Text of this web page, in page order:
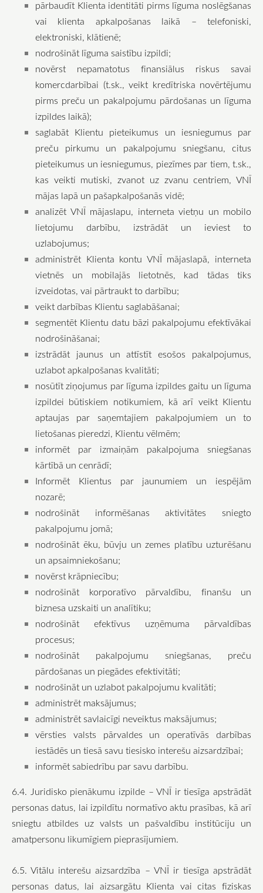
pārbaudīt Klienta identitāti pirms līguma noslēgšanas
vai klienta apkalpošanas laikā – telefoniski,
elektroniski, klātienē;
nodrošināt līguma saistību izpildi;
novērst nepamatotus finansiālus riskus savai
komercdarbībai (t.sk., veikt kredītriska novērtējumu
pirms preču un pakalpojumu pārdošanas un līguma
izpildes laikā);
saglabāt Klientu pieteikumus un iesniegumus par
preču pirkumu un pakalpojumu sniegšanu, citus
pieteikumus un iesniegumus, piezīmes par tiem, t.sk.,
kas veikti mutiski, zvanot uz zvanu centriem, VNĪ
mājas lapā un pašapkalpošanās vidē;
analizēt VNĪ mājaslapu, interneta vietņu un mobilo
lietojumu darbību, izstrādāt un ieviest to
uzlabojumus;
administrēt Klienta kontu VNĪ mājaslapā, interneta
vietnēs un mobilajās lietotnēs, kad tādas tiks
izveidotas, vai pārtraukt to darbību;
veikt darbības Klientu saglabāšanai;
segmentēt Klientu datu bāzi pakalpojumu efektīvākai
nodrošināšanai;
izstrādāt jaunus un attīstīt esošos pakalpojumus,
uzlabot apkalpošanas kvalitāti;
nosūtīt ziņojumus par līguma izpildes gaitu un līguma
izpildei būtiskiem notikumiem, kā arī veikt Klientu
aptaujas par saņemtajiem pakalpojumiem un to
lietošanas pieredzi, Klientu vēlmēm;
informēt par izmaiņām pakalpojuma sniegšanas
kārtībā un cenrādī;
Informēt Klientus par jaunumiem un iespējām
nozarē;
nodrošināt informēšanas aktivitātes sniegto
pakalpojumu jomā;
nodrošināt ēku, būvju un zemes platību uzturēšanu
un apsaimniekošanu;
novērst krāpniecību;
nodrošināt korporatīvo pārvaldību, finanšu un
biznesa uzskaiti un analītiku;
nodrošināt efektīvus uzņēmuma pārvaldības
procesus;
nodrošināt pakalpojumu sniegšanas, preču
pārdošanas un piegādes efektivitāti;
nodrošināt un uzlabot pakalpojumu kvalitāti;
administrēt maksājumus;
administrēt savlaicīgi neveiktus maksājumus;
vērsties valsts pārvaldes un operatīvās darbības
iestādēs un tiesā savu tiesisko interešu aizsardzībai;
informēt sabiedrību par savu darbību.
6.4. Juridisko pienākumu izpilde – VNĪ ir tiesīga apstrādāt
personas datus, lai izpildītu normatīvo aktu prasības, kā arī
sniegtu atbildes uz valsts un pašvaldību institūciju un
amatpersonu likumīgiem pieprasījumiem.
6.5. Vitālu interešu aizsardzība – VNĪ ir tiesīga apstrādāt
personas datus, lai aizsargātu Klienta vai citas fiziskas